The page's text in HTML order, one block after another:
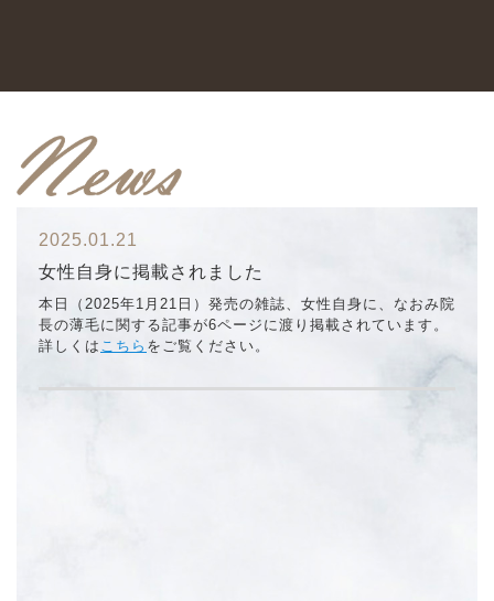
2025.01.21
女性自身に掲載されました
本日（2025年1月21日）発売の雑誌、女性自身に、なおみ院
長の薄毛に関する記事が6ページに渡り掲載されています。
詳しくは こちら をご覧ください。